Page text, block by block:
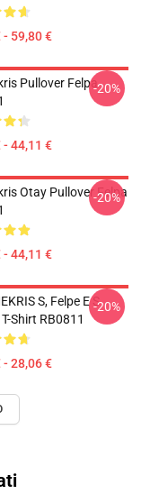
- 59,80 €
Pullover Felpa
- 44,11 €
-20%
Otay Pullover Felpa
- 44,11 €
-20%
S, Felpe E S
Shirt RB0811
- 28,06 €
-20%